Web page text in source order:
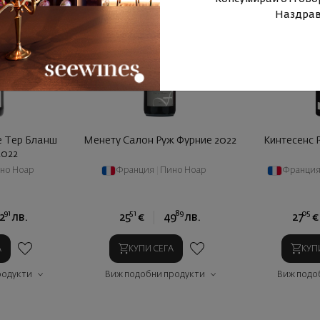
Тер Бланш
Ноар
91 лв.
Менету Салон Руж Фурние 2022
Франция Пино Ноар
2551 € 4989 лв.
КУПИ СЕГА
Виж подобни продукти
Франция
2705 €
Виж